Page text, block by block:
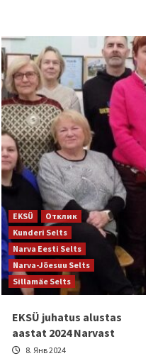
EKSÜ
Отклик
Kunderi Selts
Narva Eesti Selts
Narva-Jõesuu Selts
Sillamäe Selts
EKSÜ juhatus alustas
aastat 2024 Narvast
8. Янв 2024